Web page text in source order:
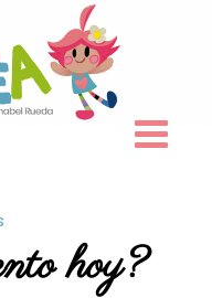
hoy?